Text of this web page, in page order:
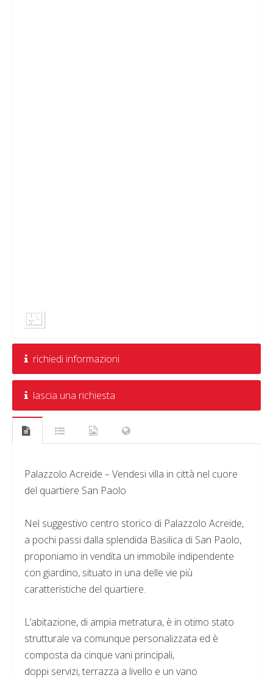
richiedi informazioni
lascia una richiesta
Palazzolo Acreide – Vendesi villa in città nel cuore
del quartiere San Paolo
Nel suggestivo centro storico di Palazzolo Acreide,
a pochi passi dalla splendida Basilica di San Paolo,
proponiamo in vendita un immobile indipendente
con giardino, situato in una delle vie più
caratteristiche del quartiere.
L’abitazione, di ampia metratura, è in otimo stato
strutturale va comunque personalizzata ed è
composta da cinque vani principali,
doppi servizi, terrazza a livello e un vano